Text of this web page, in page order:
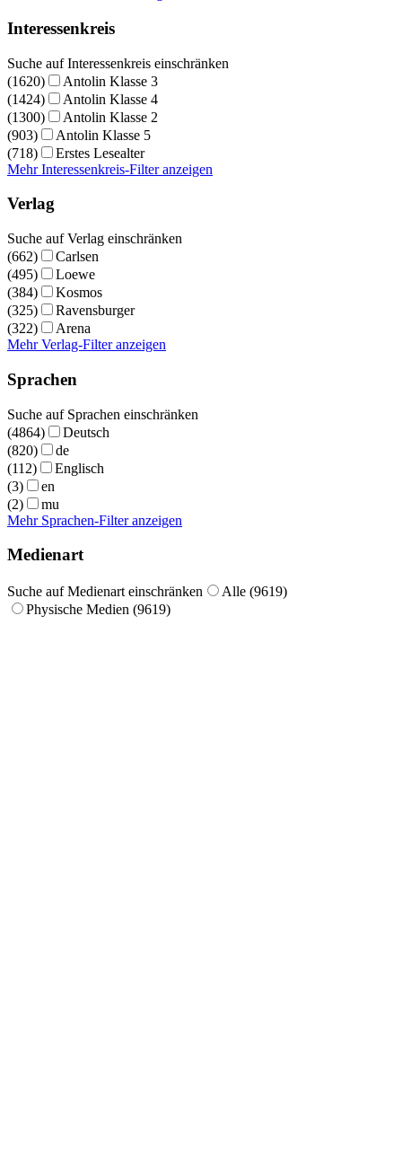
Interessenkreis
Suche auf Interessenkreis einschränken
(1620)
Antolin Klasse 3
(1424)
Antolin Klasse 4
(1300)
Antolin Klasse 2
(903)
Antolin Klasse 5
(718)
Erstes Lesealter
Mehr Interessenkreis-Filter anzeigen
Verlag
Suche auf Verlag einschränken
(662)
Carlsen
(495)
Loewe
(384)
Kosmos
(325)
Ravensburger
(322)
Arena
Mehr Verlag-Filter anzeigen
Sprachen
Suche auf Sprachen einschränken
(4864)
Deutsch
(820)
de
(112)
Englisch
(3)
en
(2)
mu
Mehr Sprachen-Filter anzeigen
Medienart
Suche auf Medienart einschränken
Alle (9619)
Physische Medien (9619)